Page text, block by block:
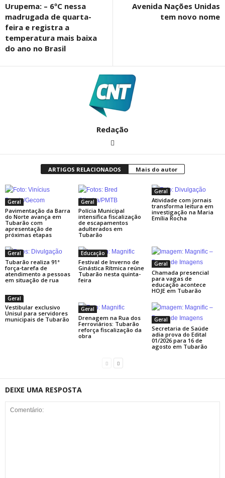
Urupema: – 6ºC nessa
madrugada de quarta-
feira e registra a
temperatura mais baixa
do ano no Brasil
Avenida Nações Unidas
tem novo nome
Redação
ARTIGOS RELACIONADOS Mais do autor
Geral
Pavimentação da Barra
do Norte avança em
Tubarão com
apresentação de
próximas etapas
Geral
Polícia Municipal
intensifica fiscalização
de escapamentos
adulterados em
Tubarão
Geral
Atividade com jornais
transforma leitura em
investigação na Maria
Emília Rocha
Geral
Tubarão realiza 91ª
força-tarefa de
atendimento a pessoas
em situação de rua
Educação
Festival de Inverno de
Ginástica Rítmica reúne
Tubarão nesta quinta-
feira
Geral
Chamada presencial
para vagas de
educação acontece
HOJE em Tubarão
Geral
Vestibular exclusivo
Unisul para servidores
municipais de Tubarão
Geral
Drenagem na Rua dos
Ferroviários: Tubarão
reforça fiscalização da
obra
Geral
Secretaria de Saúde
adia prova do Edital
01/2026 para 16 de
agosto em Tubarão
DEIXE UMA RESPOSTA